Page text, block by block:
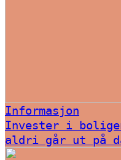
Informasjon
Invester i
aldri går ut på